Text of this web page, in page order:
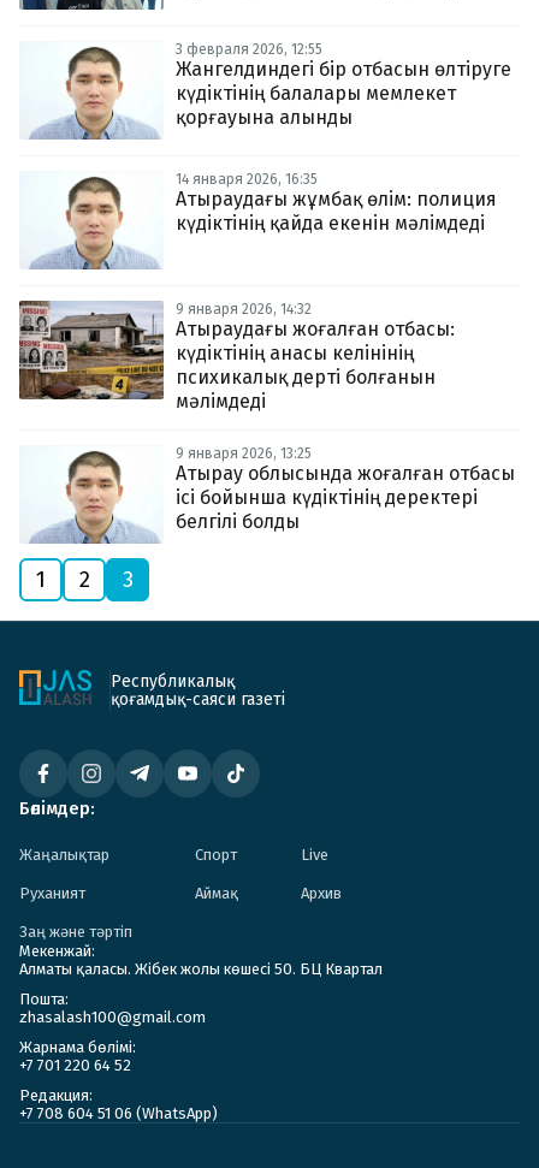
3 февраля 2026, 12:55
Жангелдиндегі бір отбасын өлтіруге
күдіктінің балалары мемлекет
қорғауына алынды
14 января 2026, 16:35
Атыраудағы жұмбақ өлім: полиция
күдіктінің қайда екенін мәлімдеді
9 января 2026, 14:32
Атыраудағы жоғалған отбасы:
күдіктінің анасы келінінің
психикалық дерті болғанын
мәлімдеді
9 января 2026, 13:25
Атырау облысында жоғалған отбасы
ісі бойынша күдіктінің деректері
белгілі болды
1 2 3
Республикалық
қоғамдық-саяси газеті
Бөлімдер:
Жаңалықтар Спорт Live
Руханият Аймақ Архив
Заң және тәртіп
Мекенжай:
Алматы қаласы. Жібек жолы көшесі 50. БЦ Квартал
Пошта:
zhasalash100@gmail.com
Жарнама бөлімі:
+7 701 220 64 52
Редакция:
+7 708 604 51 06 (WhatsApp)